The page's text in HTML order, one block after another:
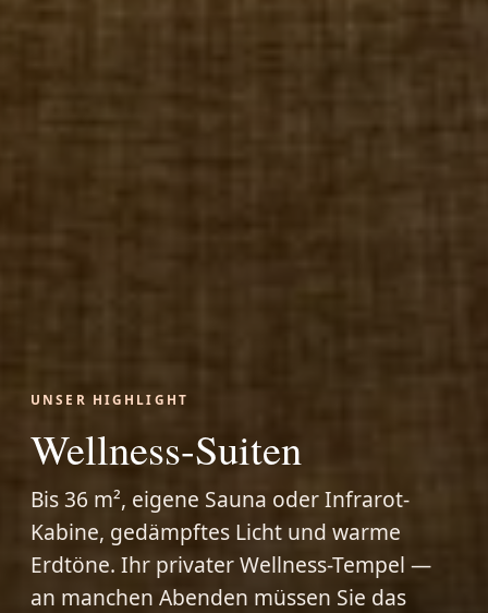
UNSER HIGHLIGHT
Wellness-Suiten
Bis 36 m², eigene Sauna oder Infrarot-
Kabine, gedämpftes Licht und warme
Erdtöne. Ihr privater Wellness-Tempel —
an manchen Abenden müssen Sie das